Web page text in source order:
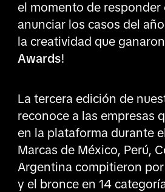
el momento de responder
anunciar los casos del
la creatividad que
Awards!
La tercera edición de
reconoce a las empresas
en la plataforma durante
Marcas de México, Perú,
Argentina compitieron
y el bronce en 14